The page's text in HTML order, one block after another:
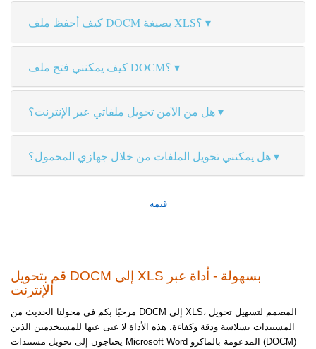
كيف أحفظ ملف DOCM بصيغة XLS؟
كيف يمكنني فتح ملف DOCM؟
هل من الآمن تحويل ملفاتي عبر الإنترنت؟
هل يمكنني تحويل الملفات من خلال جهازي المحمول؟
قيمه
قم بتحويل DOCM إلى XLS بسهولة - أداة عبر
الإنترنت
مرحبًا بكم في محولنا الحديث من DOCM إلى XLS، المصمم لتسهيل تحويل
المستندات بسلاسة ودقة وكفاءة. هذه الأداة لا غنى عنها للمستخدمين الذين
يحتاجون إلى تحويل مستندات Microsoft Word المدعومة بالماكرو (DOCM)